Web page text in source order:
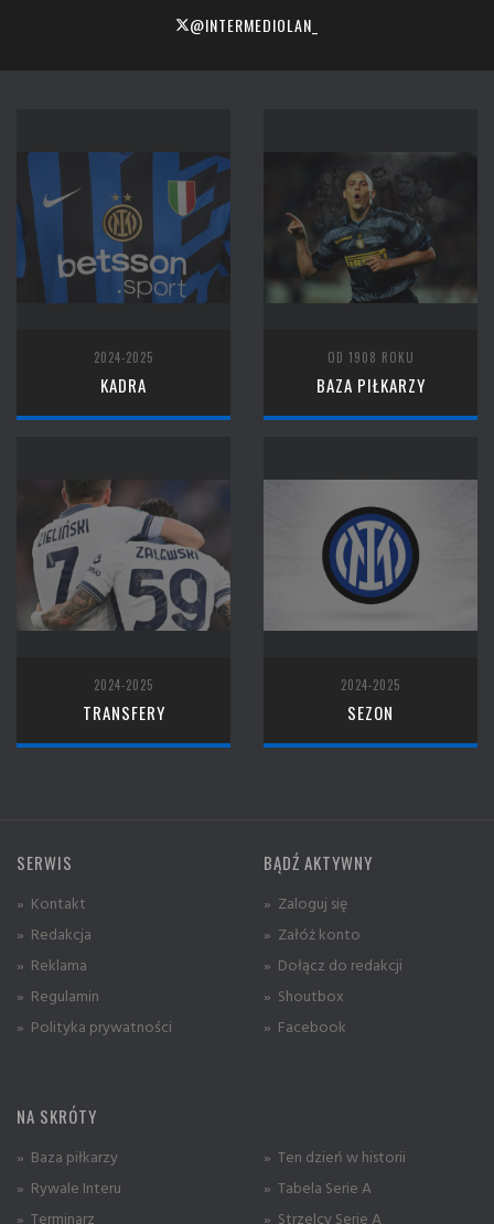
@INTERMEDIOLAN_
2024-2025
KADRA
OD 1908 ROKU
BAZA PIŁKARZY
2024-2025
TRANSFERY
2024-2025
SEZON
SERWIS
» Kontakt
» Redakcja
» Reklama
» Regulamin
» Polityka prywatności
BĄDŹ AKTYWNY
» Zaloguj się
» Załóż konto
» Dołącz do redakcji
» Shoutbox
» Facebook
NA SKRÓTY
» Baza piłkarzy
» Rywale Interu
» Terminarz
» Ten dzień w historii
» Tabela Serie A
» Strzelcy Serie A